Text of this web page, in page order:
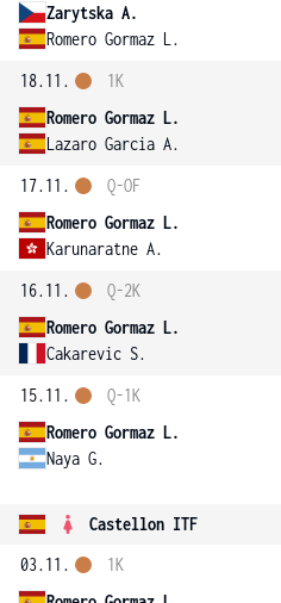
Zarytska A.
Romero Gormaz L.
18.11.
Romero Gormaz L.
Lazaro Garcia A.
1K
17.11.
Romero Gormaz L.
Karunaratne A.
Q-OF
16.11.
Romero Gormaz L.
Cakarevic S.
Q-2K
15.11.
Romero Gormaz L.
Naya G.
Q-1K
Castellon ITF
03.11.
1K